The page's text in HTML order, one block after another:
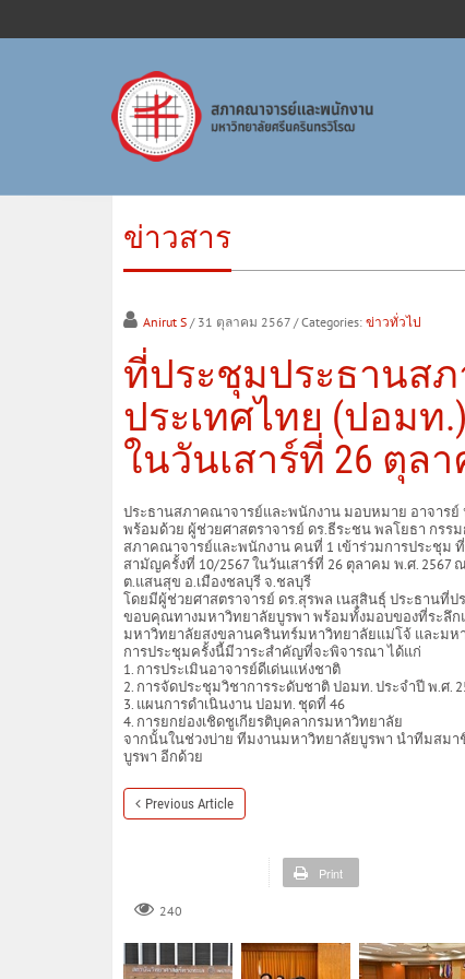
ข่าวสาร
Anirut S / 31 ตุลาคม 2567 / Categories: ข่าวทั่วไป
ที่ประชุมประธานส
ประเทศไทย (ปอมท
ในวันเสาร์ที่ 26 ตุล
ประธานสภาคณาจารย์และพนักงาน มอบหมาย อาจาร
พร้อมด้วย ผู้ช่วยศาสตราจารย์ ดร.ธีระชน พลโยธา กร
สภาคณาจารย์และพนักงาน คนที่ 1 เข้าร่วมการประชุม
สามัญครั้งที่ 10/2567 ในวันเสาร์ที่ 26 ตุลาคม พ.ศ.
ต.แสนสุข อ.เมืองชลบุรี จ.ชลบุรี
โดยมีผู้ช่วยศาสตราจารย์ ดร.สุรพล เนสุสินธุ์ ประธานที่
ขอบคุณทางมหาวิทยาลัยบูรพา พร้อมทั้งมอบของที่ระลึ
มหาวิทยาลัยสงขลานครินทร์มหาวิทยาลัยแม่โจ้ และมห
การประชุมครั้งนี้มีวาระสำคัญที่จะพิจารณา ได้แก่
1. การประเมินอาจารย์ดีเด่นแห่งชาติ
2. การจัดประชุมวิชาการระดับชาติ ปอมท. ประจำปี พ.ศ.
3. แผนการดำเนินงาน ปอมท. ชุดที่ 46
4. การยกย่องเชิดชูเกียรติบุคลากรมหาวิทยาลัย
จากนั้นในช่วงบ่าย ทีมงานมหาวิทยาลัยบูรพา นำทีมสมา
บูรพา อีกด้วย
Previous Article
Print
240